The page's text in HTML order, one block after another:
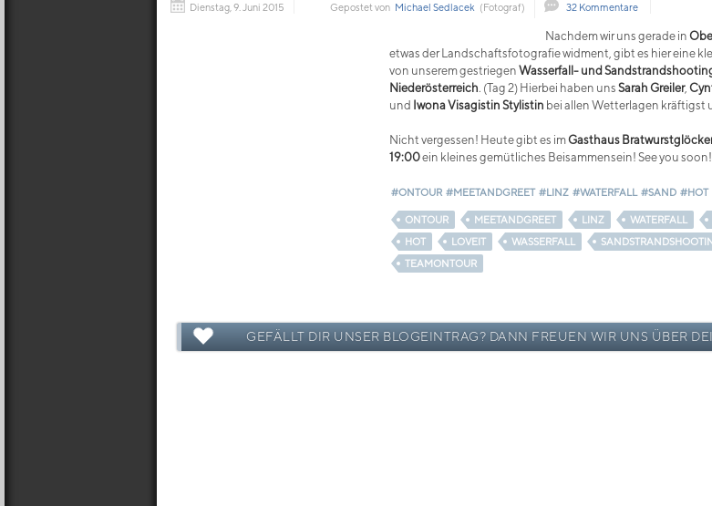
Dienstag, 9. Juni 2015 Gepostet von Michael Sedlacek (Fotograf) 32 Kommentare
Nachdem wir uns gerade in
etwas der Landschaftsfotografie widment, gibt es hier eine
von unserem gestriegen Wasserfall- und
Niederösterreich. (Tag 2) Hierbei haben uns Sarah Greiler,
und Iwona Visagistin Stylistin bei allen Wetterlagen kräftigst
Nicht vergessen! Heute gibt es imGasthaus
19:00ein kleines gemütliches Beisammensein! See you soon!
#ONTOUR #MEETANDGREET #LINZ #WATERFALL #SAND #HOT
ONTOUR MEETANDGREET LINZ WATERFALL
HOT
LOVEIT WASSERFALL
TEAMONTOUR
GEFÄLLT DIR UNSER BLOGEINTRAG? DANN FREUEN WIR UNS ÜBER